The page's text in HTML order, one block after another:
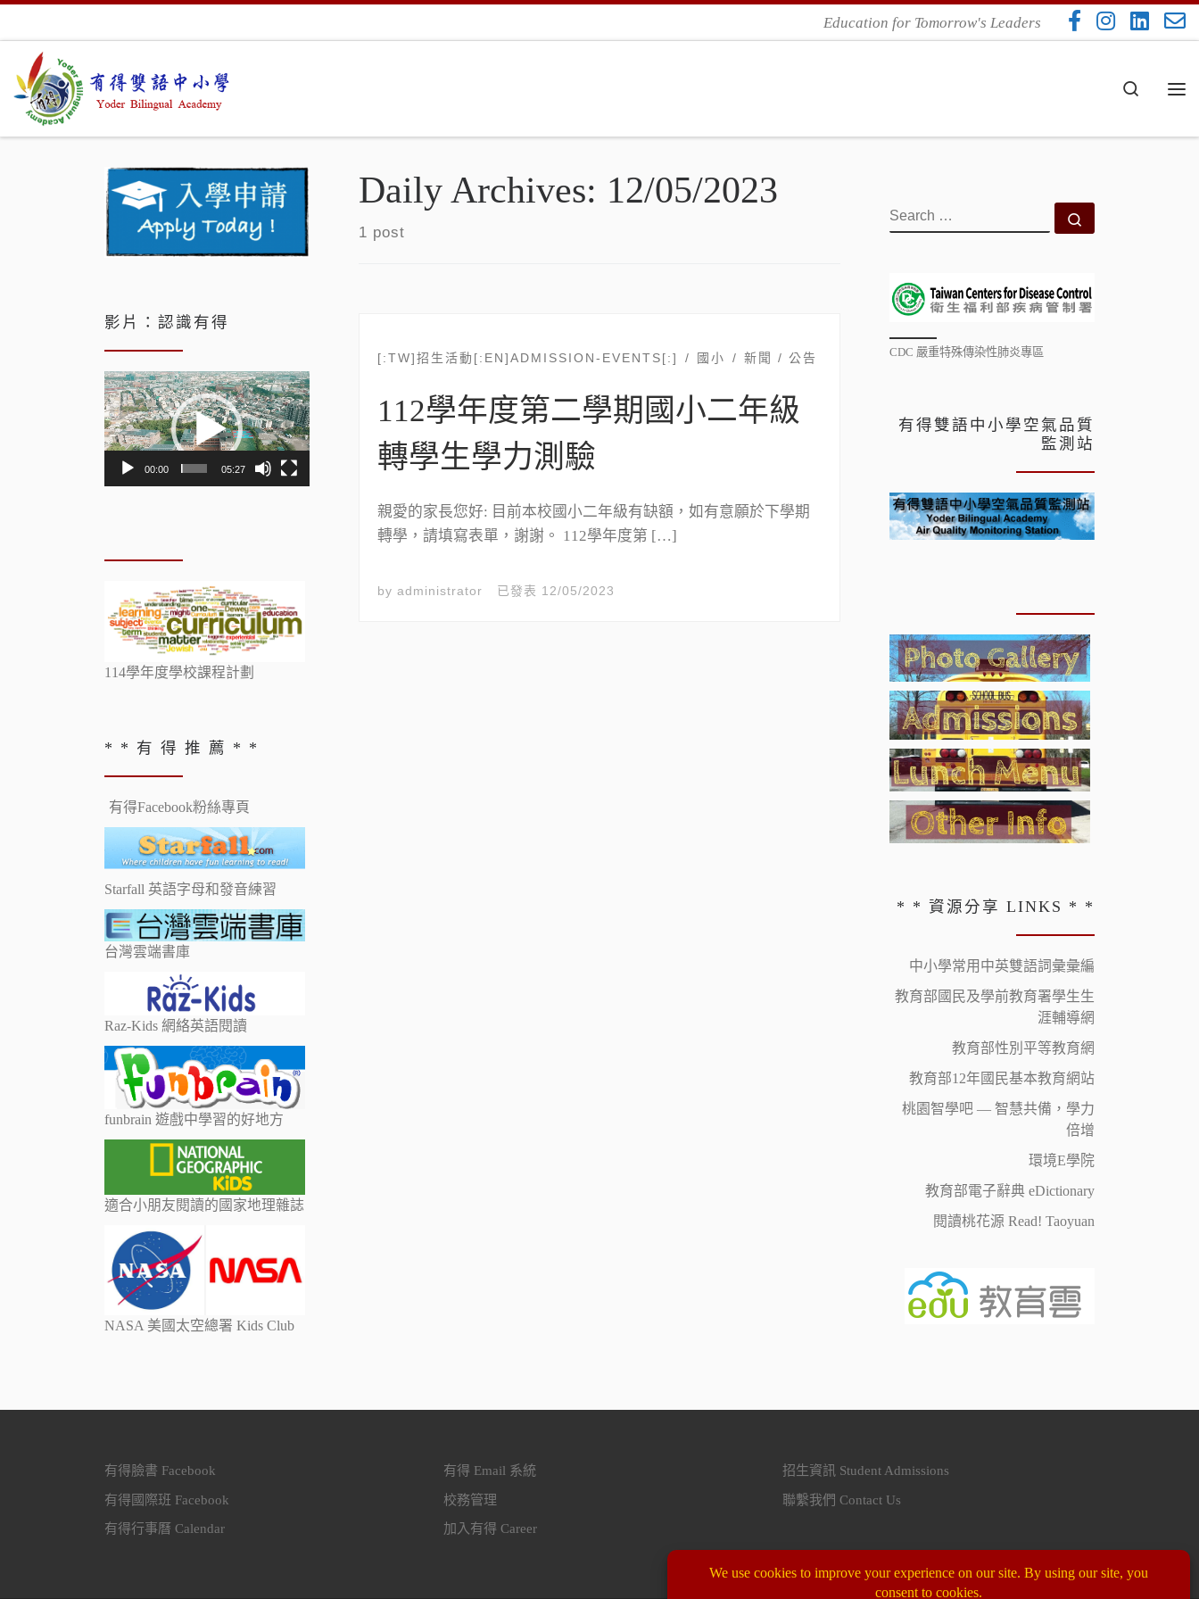
Education for Tomorrow's Leaders
Search
Daily Archives: 12/05/2023
1 post
[:TW]招生活動[:EN]ADMISSION-EVENTS[:] 國小 新聞 / 公告
112學年度第二學期國小二年級
轉學生學力測驗
親愛的家長您好: 目前本校國小二年級有缺額，如有意願於下學期
轉學，請填寫表單，謝謝。 112學年度第 […]
by administrator 已發表 12/05/2023
影片：認識有得
視
訊
播
放
00:00 05:27
114學年度學校課程計劃
* * 有 得 推 薦 * *
有得Facebook粉絲專頁
Starfall 英語字母和發音練習
台灣雲端書庫
Raz-Kids 網絡英語閱讀
funbrain 遊戲中學習的好地方
適合小朋友閱讀的國家地理雜誌
NASA 美國太空總署 Kids Club
SEARCH
CDC 嚴重特殊傳染性肺炎專區
有得雙語中小學空氣品質
監測站
* * 資源分享 LINKS * *
中小學常用中英雙語詞彙彙編
教育部國民及學前教育署學生生
涯輔導網
教育部性別平等教育網
教育部12年國民基本教育網站
桃園智學吧 — 智慧共備，學力
倍增
環境E學院
教育部電子辭典 eDictionary
閱讀桃花源 Read! Taoyuan
有得臉書 Facebook
有得國際班 Facebook
有得行事曆 Calendar
有得 Email 系統
校務管理
加入有得 Career
招生資訊 Student Admissions
聯繫我們 Contact Us